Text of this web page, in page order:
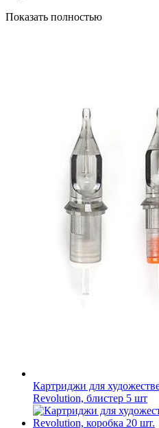
Показать полностью
Картриджи для
Revolution, блистер 5 шт